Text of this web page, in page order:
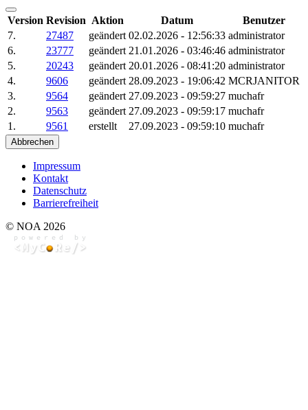
Version Revision Aktion Datum
Benutzer
7.
27487 geändert 02.02.2026 - 12:56:33 administrator
6.
23777 geändert 21.01.2026 - 03:46:46 administrator
5.
20243 geändert 20.01.2026 - 08:41:20 administrator
4.
9606 geändert 28.09.2023 - 19:06:42 MCRJANITOR
3.
9564 geändert 27.09.2023 - 09:59:27 muchafr
2.
9563 geändert 27.09.2023 - 09:59:17 muchafr
1.
9561 erstellt 27.09.2023 - 09:59:10 muchafr
Abbrechen
Impressum
Kontakt
Datenschutz
Barrierefreiheit
© NOA 2026